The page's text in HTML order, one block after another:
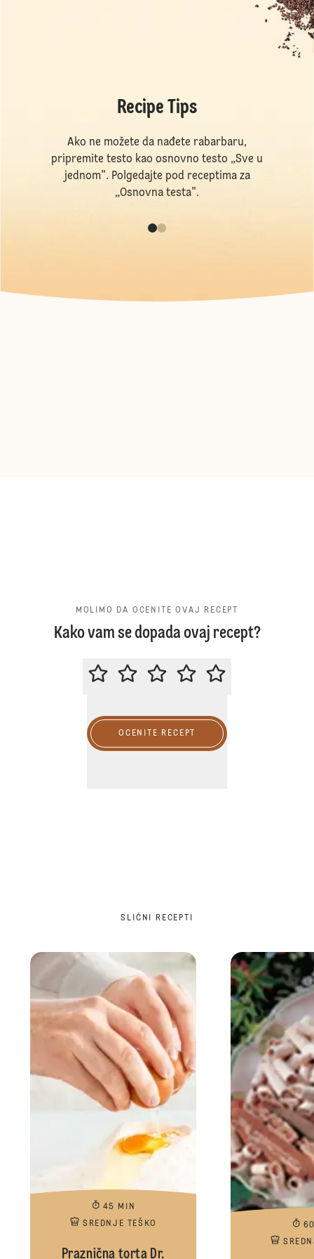
Recipe Tips
Ako ne možete da nađete rabarbaru,
pripremite testo kao osnovno testo „Sve u
jednom". Polgedajte pod receptima za
„Osnovna testa".
MOLIMO DA OCENITE OVAJ RECEPT
Kako vam se dopada ovaj recept?
MOLIMO DA OCENITE OVAJ
OCENITE RECEPT
SLIČNI RECEPTI
45 MIN
SREDNJE TEŠKO
Praznična torta Dr.